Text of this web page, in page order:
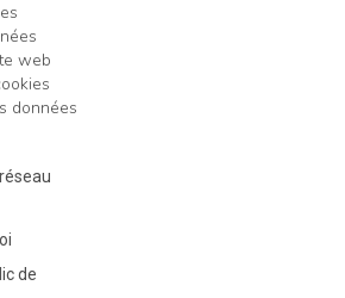
web
données
de